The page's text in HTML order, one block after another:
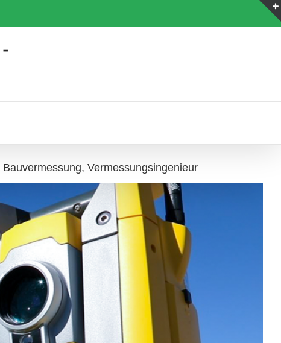
Vermessungsingenieur